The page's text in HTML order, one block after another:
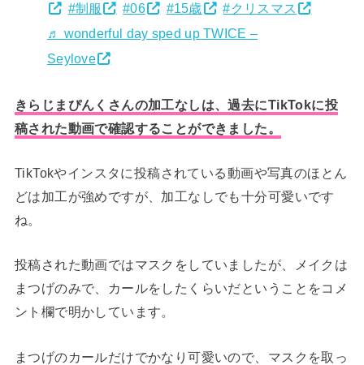
#制服
#06 #15歳
#クリスマス
♬ wonderful day sped up TWICE –
Seylove
きらじまぴんくさんの加工なしは、過去にTikTokに投
稿された動画で確認することができました。
TikTokやインスタに投稿されている動画や写真のほとん
どは加工が強めですが、加工なしでも十分可愛いです
ね。
投稿された動画ではマスクをしていましたが、メイクは
まつげのみで、カールをしたくらいだということをコメ
ント欄で明かしています。
まつげのカールだけでかなり可愛いので、マスクを取っ